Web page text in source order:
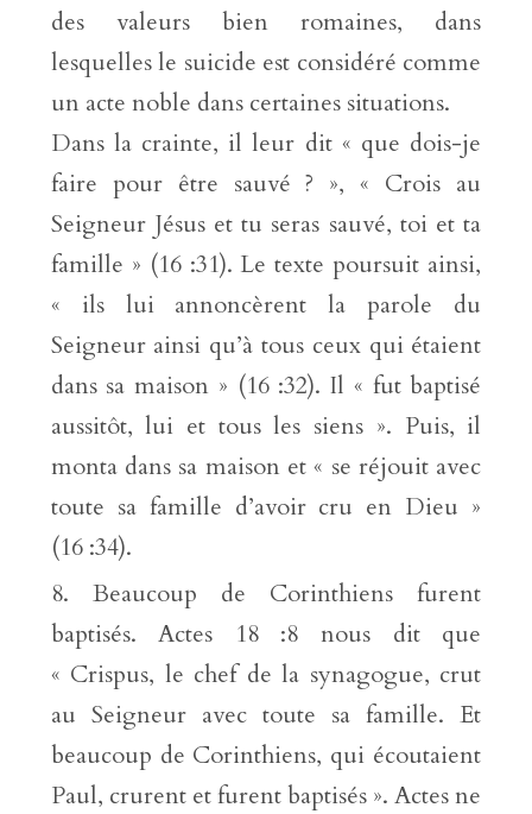
des valeurs bien romaines, dans
lesquelles le suicide est considéré comme
un acte noble dans certaines situations.
Dans la crainte, il leur dit « que dois-je
faire pour être sauvé ? », « Crois au
Seigneur Jésus et tu seras sauvé, toi et ta
famille » (16 :31). Le texte poursuit ainsi,
« ils lui annoncèrent la parole du
Seigneur ainsi qu’à tous ceux qui étaient
dans sa maison » (16 :32). Il « fut baptisé
aussitôt, lui et tous les siens ». Puis, il
monta dans sa maison et « se réjouit avec
toute sa famille d’avoir cru en Dieu »
(16 :34).
Beaucoup de Corinthiens furent
baptisés. Actes 18 :8 nous dit que
« Crispus, le chef de la synagogue, crut
au Seigneur avec toute sa famille. Et
beaucoup de Corinthiens, qui écoutaient
Paul, crurent et furent baptisés ». Actes ne